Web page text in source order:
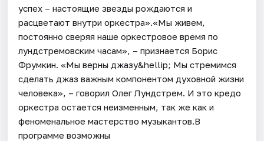
успех – настоящие звезды рождаются и
расцветают внутри оркестра».«Мы живем,
постоянно сверяя наше оркестровое время по
лундстремовским часам», – признается Борис
Фрумкин. «Мы верны джазу&hellip; Мы стремимся
сделать джаз важным компонентом духовной жизни
человека», – говорил Олег Лундстрем. И это кредо
оркестра остается неизменным, так же как и
феноменальное мастерство музыкантов.В
программе возможны